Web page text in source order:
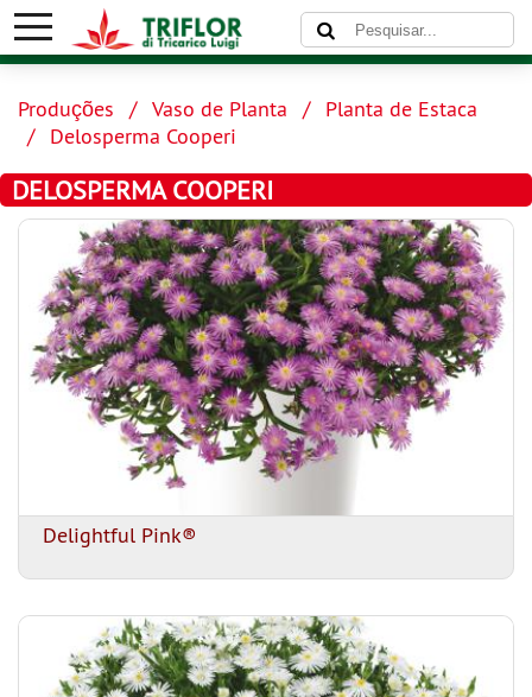
Produções Vaso de Planta
Planta de Estaca
Delosperma Cooperi
DELOSPERMA COOPERI
Delightful Pink®